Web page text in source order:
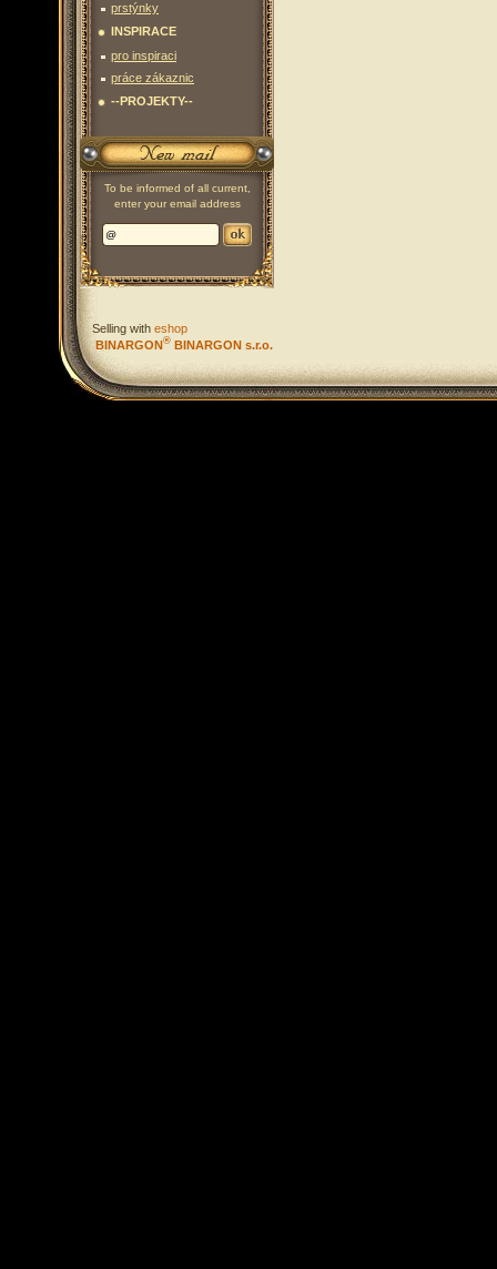
prstýnky
INSPIRACE
pro inspiraci
práce zákaznic
--PROJEKTY--
To be informed of all current,
enter your email address
Selling with eshop
BINARGON® BINARGON s.r.o.